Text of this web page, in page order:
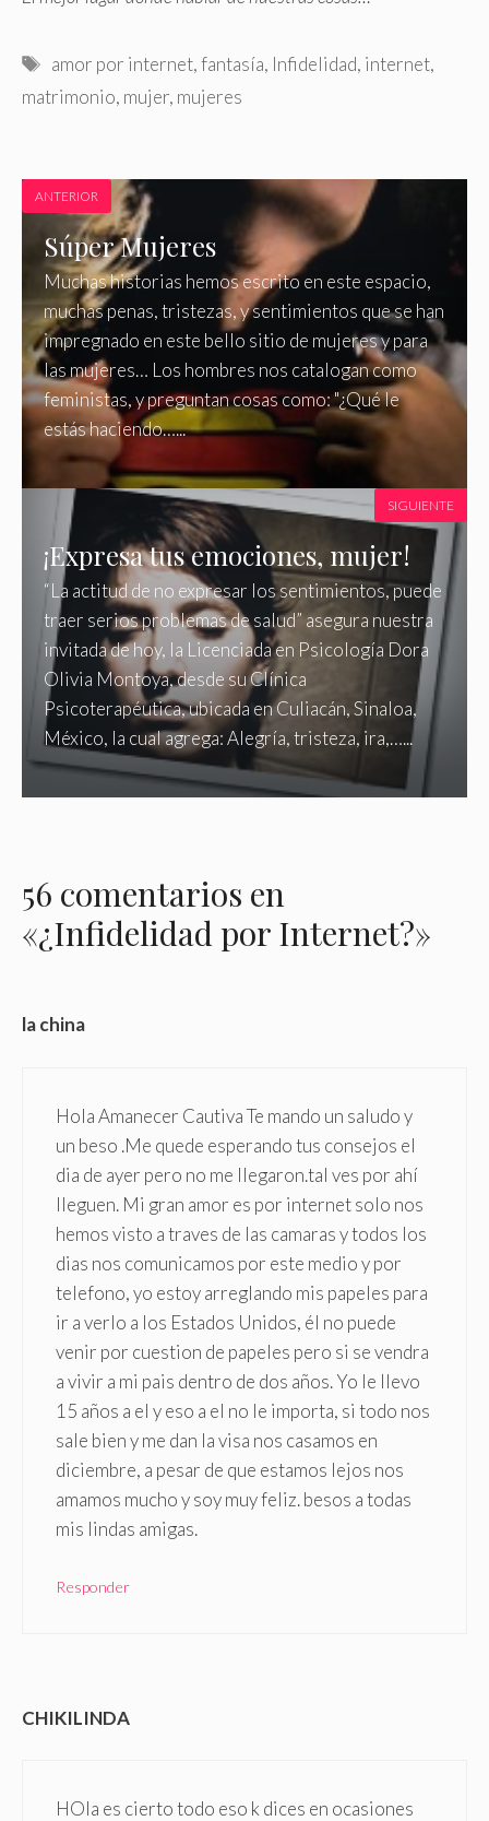
Etiquetas
amor por internet,fantasía, Infidelidad, internet,
matrimonio, mujer, mujeres
ANTERIOR
Súper Mujeres
Muchas historias hemos escrito en este espacio,
muchas penas, tristezas, y sentimientos que se han
impregnado en este bello sitio de mujeres y para
las mujeres… Los hombres nos catalogan como
feministas, y preguntan cosas como: "¿Qué le
estás haciendo…...
¡Expresa tus emociones, mujer!
“La actitud de no expresar los sentimientos, puede
traer serios problemas de salud” asegura nuestra
invitada de hoy, la Licenciada en Psicología Dora
Olivia Montoya, desde su Clínica
Psicoterapéutica, ubicada en Culiacán, Sinaloa,
México, la cual agrega: Alegría, tristeza, ira,…...
SIGUIENTE
56 comentarios en
«¿Infidelidad por Internet?»
la china
Hola Amanecer Cautiva Te mando un saludo y
un beso .Me quede esperando tus consejos el
dia de ayer pero no me llegaron.tal ves por ahí
lleguen. Mi gran amor es por internet solo nos
hemos visto a traves de las camaras y todos los
dias nos comunicamos por este medio y por
telefono, yo estoy arreglando mis papeles para
ir a verlo a los Estados Unidos, él no puede
venir por cuestion de papeles pero si se vendra
a vivir a mi pais dentro de dos años. Yo le llevo
15 años a el y eso a el no le importa, si todo nos
sale bien y me dan la visa nos casamos en
diciembre, a pesar de que estamos lejos nos
amamos mucho y soy muy feliz. besos a todas
mis lindas amigas.
Responder
CHIKILINDA
HOla es cierto todo eso k dices en ocasiones